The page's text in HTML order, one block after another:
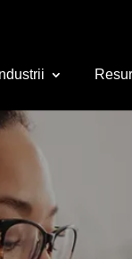
Industrii